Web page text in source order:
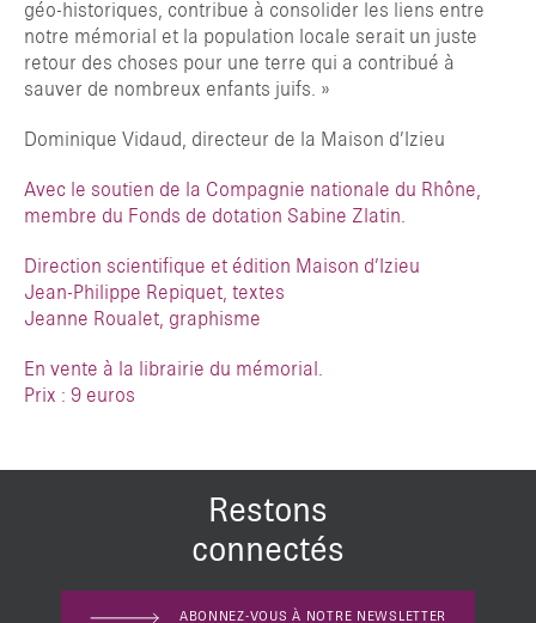
géo-historiques, contribue à consolider les liens entre
notre mémorial et la population locale serait un juste
retour des choses pour une terre qui a contribué à
sauver de nombreux enfants juifs. »
Dominique Vidaud, directeur de la Maison d’Izieu
Avec le soutien de la Compagnie nationale du Rhône,
membre du Fonds de dotation Sabine Zlatin.
Direction scientifique et édition Maison d’Izieu
Jean-Philippe Repiquet, textes
Jeanne Roualet, graphisme
En vente à la librairie du mémorial.
Prix : 9 euros
Restons
connectés
ABONNEZ-VOUS À NOTRE NEWSLETTER